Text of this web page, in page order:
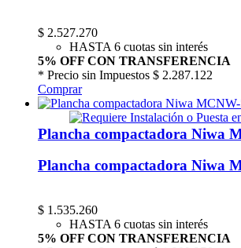
$ 2.527.270
HASTA 6 cuotas sin interés
5% OFF CON TRANSFERENCIA
* Precio sin Impuestos $ 2.287.122
Comprar
Plancha compactadora Niwa
Plancha compactadora Niwa
$ 1.535.260
HASTA 6 cuotas sin interés
5% OFF CON TRANSFERENCIA